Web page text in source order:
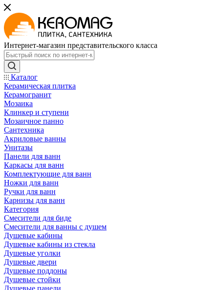
Интернет-магазин представительского класса
Каталог
Керамическая плитка
Керамогранит
Мозаика
Клинкер и ступени
Мозаичное панно
Сантехника
Акриловые ванны
Унитазы
Панели для ванн
Каркасы для ванн
Комплектующие для ванн
Ножки для ванн
Ручки для ванн
Карнизы для ванн
Категория
Смесители для биде
Смесители для ванны с душем
Душевые кабины
Душевые кабины из стекла
Душевые уголки
Душевые двери
Душевые поддоны
Душевые стойки
Душевые панели